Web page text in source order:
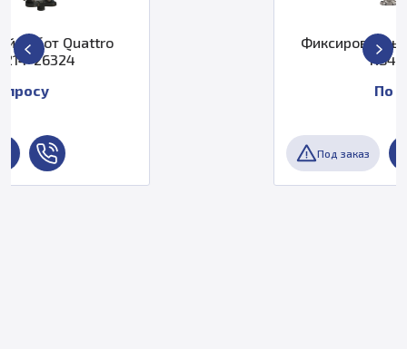
Фиксированный робот i4H Omron